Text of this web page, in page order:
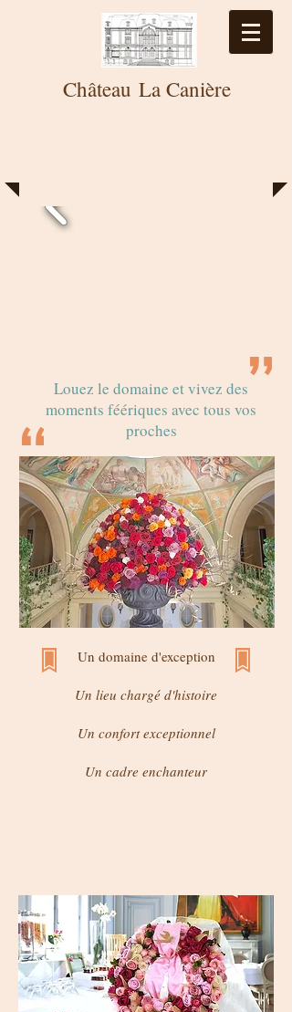
Château La Canière
Louez le domaine et vivez des
moments féériques avec tous vos
proches
Un domaine d'exception
Un lieu chargé d'histoire
Un confort exceptionnel
Un cadre enchanteur